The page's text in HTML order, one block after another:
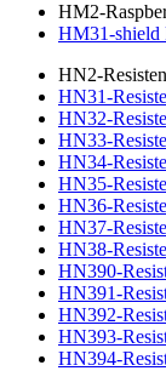
HM2-
HM31-shield
HN2-
HN31-
HN32-
HN33-
HN34-
HN35-
HN36-
HN37-
HN38-
HN390-
HN391-
HN392-
HN393-
HN394-